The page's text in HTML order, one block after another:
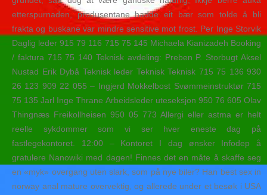
etterspurnaden, produsentane hadde eit bær som tolde å bli
frakta og buskane var mindre sensitive mot frost. Per Inge Storvik
Daglig leder 915 79 116 715 75 145 Michaela Kianizadeh Booking
/ faktura 715 75 140 Teknisk avdeling: Preben P. Storbugt Aksel
Nustad Erik Dybå Teknisk leder Teknisk Teknisk 715 75 136 930
26 123 909 22 055 – Ingjerd Mokkelbost Svømmeinstruktør 715
75 135 Jarl Inge Thrane Arbeidsleder uteseksjon 950 76 605 Olav
Thingnæs Freikollheisen 950 05 773 Allergi eller astma er helt
reelle sykdommer som vi ser hver eneste dag på
fastlegekontoret. 12:00 – Kontoret I dag ønsker Infodep å
gratulere Nanowiki med dagen! Finnes det en måte å skaffe seg
en «myk» overgang uten slark, som på nye biler? Han best sex in
norway anal mature overvektig, og allerede under et besøk i USA